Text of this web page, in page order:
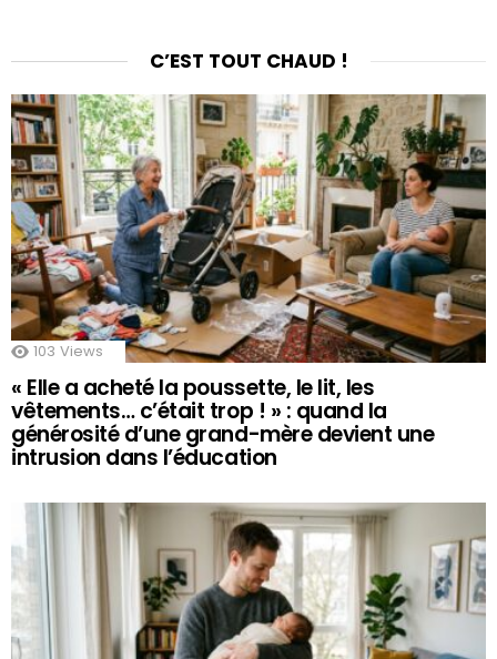
C’EST TOUT CHAUD !
103 Views
« Elle a acheté la poussette, le lit, les
vêtements… c’était trop ! » : quand la
générosité d’une grand-mère devient une
intrusion dans l’éducation